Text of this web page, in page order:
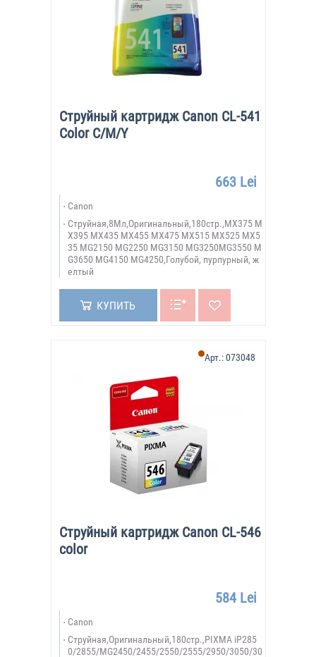
Струйный картридж Canon CL-541
Color C/M/Y
663 Lei
Canon
Струйная,8Мл,Оригинальный,180стр.,MX375 M
X395 MX435 MX455 MX475 MX515 MX525 MX5
35 MG2150 MG2250 MG3150 MG3250MG3550 M
G3650 MG4150 MG4250,Голубой, пурпурный, ж
елтый
КУПИТЬ
Струйный картридж Canon CL-546
color
Арт.:073048
584 Lei
Canon
Струйная,Оригинальный,180стр.,PIXMA iP285
0/2855/MG2450/2455/2550/2555/2950/3050/30